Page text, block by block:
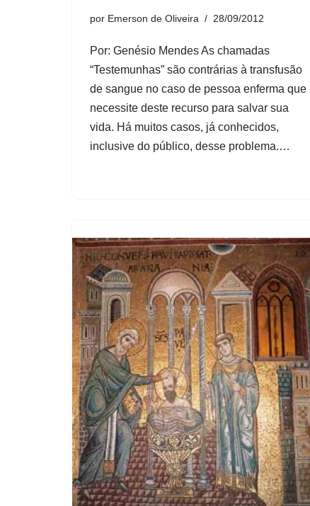
por Emerson de Oliveira 28/09/2012
Por: Genésio Mendes As chamadas
“Testemunhas” são contrárias à transfusão
de sangue no caso de pessoa enferma que
necessite deste recurso para salvar sua
vida. Há muitos casos, já conhecidos,
inclusive do público, desse problema.…